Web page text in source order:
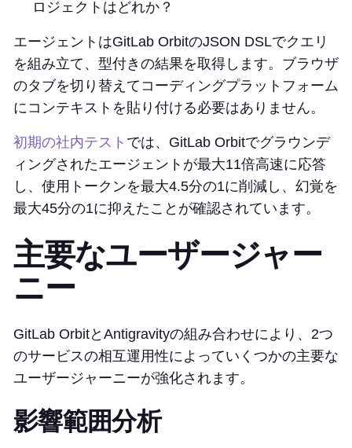
ロジェクトはどれか？
エージェントはGitLab OrbitのJSON DSLでクエリ
を組み立て、型付きの結果を取得します。ブラウザ
のタブを切り替えてコーディングプラットフォーム
にコンテキストを貼り付ける必要はありません。
初期の社内テスト では、GitLab Orbitでグラウンデ
ィングされたエージェントが最大11倍高速に応答
し、使用トークンを最大4.5分の1に削減し、幻覚を
最大45分の1に抑えたことが確認されています。
主要なユーザージャー
ニー
GitLab OrbitとAntigravityの組み合わせにより、2つ
のサービスの相互運用性によっていくつかの主要な
ユーザージャーニーが強化されます。
影響範囲分析